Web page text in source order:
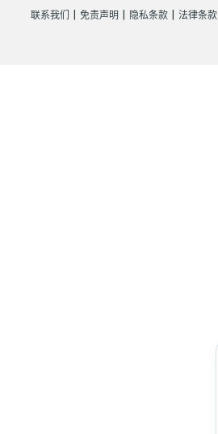
联系我们 免责声明 隐私条款 法律条款